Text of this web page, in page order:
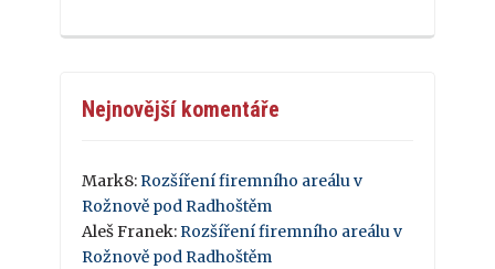
Nejnovější komentáře
Mark8:Rozšíření firemního areálu v
Rožnově pod Radhoštěm
Aleš Franek:Rozšíření firemního areálu v
Rožnově pod Radhoštěm